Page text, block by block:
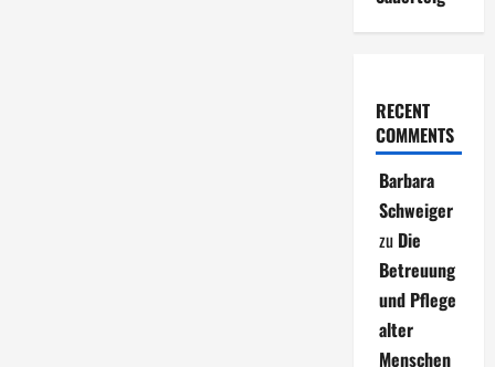
RECENT
COMMENTS
Barbara
Schweiger
zu Die
Betreuung
und Pflege
alter
Menschen